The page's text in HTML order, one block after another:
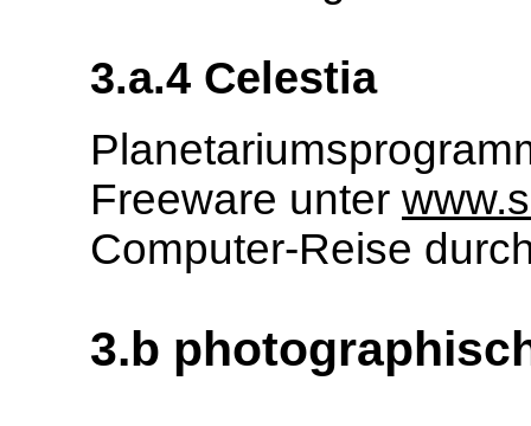
3.a.4 Celestia
Freeware unter
Computer-Reise
3.b